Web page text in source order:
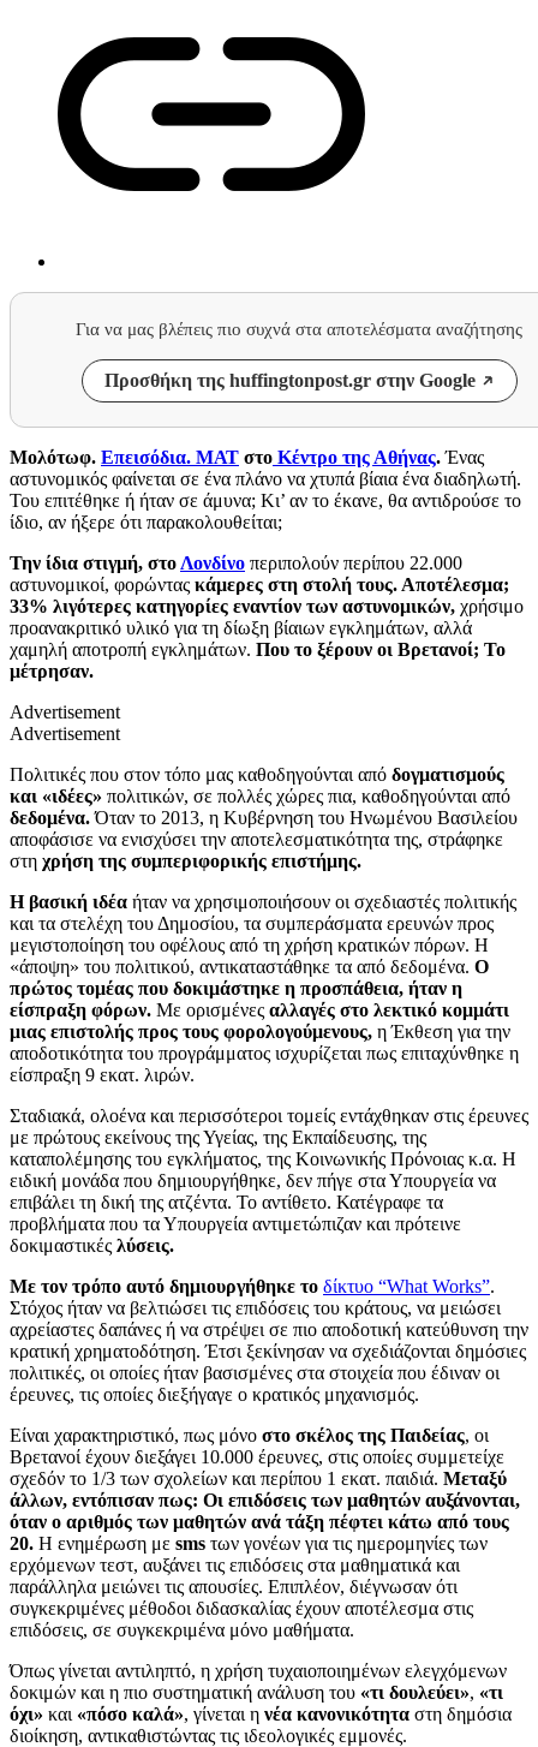
Για να μας βλέπεις πιο συχνά στα αποτελέσματα αναζήτησης
Προσθήκη της huffingtonpost.gr στην Google
Μολότωφ. Επεισόδια. ΜΑΤ στο Κέντρο της Αθήνας.Ένας
αστυνομικός φαίνεται σε ένα πλάνο να χτυπά βίαια ένα διαδηλωτή.
Του επιτέθηκε ή ήταν σε άμυνα; Κι’ αν το έκανε, θα αντιδρούσε το
ίδιο, αν ήξερε ότι παρακολουθείται;
Την ίδια στιγμή, στο Λονδίνο περιπολούν περίπου 22.000
αστυνομικοί, φορώντας κάμερες στη στολή τους. Αποτέλεσμα;
33% λιγότερες κατηγορίες εναντίον των αστυνομικών, χρήσιμο
προανακριτικό υλικό για τη δίωξη βίαιων εγκλημάτων, αλλά
χαμηλή αποτροπή εγκλημάτων. Που το ξέρουν οι Βρετανοί; Το
μέτρησαν.
Advertisement
Advertisement
Πολιτικές που στον τόπο μας καθοδηγούνται από δογματισμούς
και «ιδέες» πολιτικών, σε πολλές χώρες πια, καθοδηγούνται από
δεδομένα.Όταν το 2013, η Κυβέρνηση του Ηνωμένου Βασιλείου
αποφάσισε να ενισχύσει την αποτελεσματικότητα της, στράφηκε
στη χρήση της συμπεριφορικής επιστήμης.
Η βασική ιδέα ήταν να χρησιμοποιήσουν οι σχεδιαστές πολιτικής
και τα στελέχη του Δημοσίου, τα συμπεράσματα ερευνών προς
μεγιστοποίηση του οφέλους από τη χρήση κρατικών πόρων. Η
«άποψη» του πολιτικού, αντικαταστάθηκε τα από δεδομένα. Ο
πρώτος τομέας που δοκιμάστηκε η προσπάθεια, ήταν η
είσπραξη φόρων. Με ορισμένες αλλαγές στο λεκτικό κομμάτι
μιας επιστολής προς τους φορολογούμενους, η Έκθεση για την
αποδοτικότητα του προγράμματος ισχυρίζεται πως επιταχύνθηκε η
είσπραξη 9 εκατ. λιρών.
Σταδιακά, ολοένα και περισσότεροι τομείς εντάχθηκαν στις έρευνες
με πρώτους εκείνους της Υγείας, της Εκπαίδευσης, της
καταπολέμησης του εγκλήματος, της Κοινωνικής Πρόνοιας κ.α. Η
ειδική μονάδα που δημιουργήθηκε, δεν πήγε στα Υπουργεία να
επιβάλει τη δική της ατζέντα. Το αντίθετο. Κατέγραφε τα
προβλήματα που τα Υπουργεία αντιμετώπιζαν και πρότεινε
δοκιμαστικές λύσεις.
Με τον τρόπο αυτό δημιουργήθηκε το δίκτυο “What Works”.
Στόχος ήταν να βελτιώσει τις επιδόσεις του κράτους, να μειώσει
αχρείαστες δαπάνες ή να στρέψει σε πιο αποδοτική κατεύθυνση την
κρατική χρηματοδότηση. Έτσι ξεκίνησαν να σχεδιάζονται δημόσιες
πολιτικές, οι οποίες ήταν βασισμένες στα στοιχεία που έδιναν οι
έρευνες, τις οποίες διεξήγαγε ο κρατικός μηχανισμός.
Είναι χαρακτηριστικό, πως μόνο στο σκέλος της Παιδείας, οι
Βρετανοί έχουν διεξάγει 10.000 έρευνες, στις οποίες συμμετείχε
σχεδόν το 1/3 των σχολείων και περίπου 1 εκατ. παιδιά. Μεταξύ
άλλων, εντόπισαν πως: Οι επιδόσεις των μαθητών αυξάνονται,
όταν ο αριθμός των μαθητών ανά τάξη πέφτει κάτω από τους
20. Η ενημέρωση με sms των γονέων για τις ημερομηνίες των
ερχόμενων τεστ, αυξάνει τις επιδόσεις στα μαθηματικά και
παράλληλα μειώνει τις απουσίες. Επιπλέον, διέγνωσαν ότι
συγκεκριμένες μέθοδοι διδασκαλίας έχουν αποτέλεσμα στις
επιδόσεις, σε συγκεκριμένα μόνο μαθήματα.
Όπως γίνεται αντιληπτό, η χρήση τυχαιοποιημένων ελεγχόμενων
δοκιμών και η πιο συστηματική ανάλυση του «τι δουλεύει», «τι
όχι» και «πόσο καλά», γίνεται η νέα κανονικότητα στη δημόσια
διοίκηση, αντικαθιστώντας τις ιδεολογικές εμμονές.